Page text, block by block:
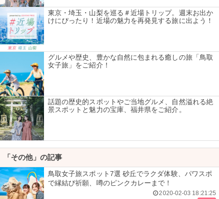
東京・埼玉・山梨を巡る＃近場トリップ。週末お出か
けにぴったり！近場の魅力を再発見する旅に出よう！
グルメや歴史、豊かな自然に包まれる癒しの旅「鳥取
女子旅」をご紹介！
話題の歴史的スポットやご当地グルメ、自然溢れる絶
景スポットと魅力の宝庫、福井県をご紹介。
「その他」の記事
鳥取女子旅スポット7選 砂丘でラクダ体験、パワスポ
で縁結び祈願、噂のピンクカレーまで！
2020-02-03 18:21:25